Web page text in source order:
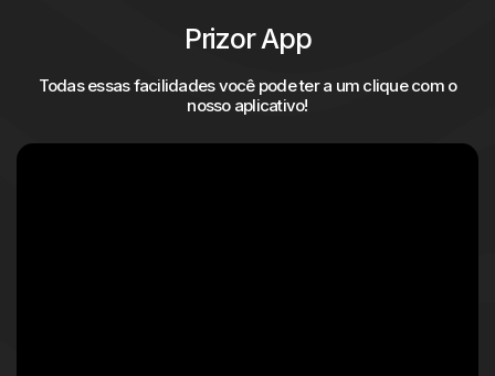
Prizor App
Todas essas facilidades você pode ter a um clique com o
nosso aplicativo!